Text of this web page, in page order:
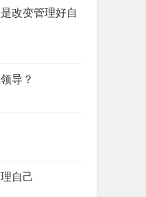
改变管理好自
导？
自己